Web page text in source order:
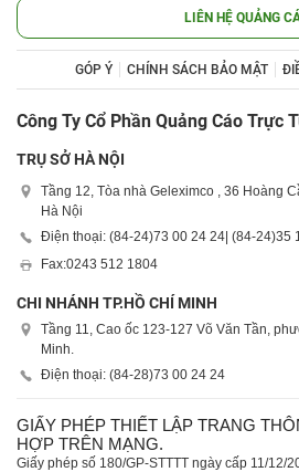
LIÊN HỆ QUẢNG
GÓP Ý CHÍNH SÁCH BẢO MẬT
Công Ty Cổ Phần Quảng Cáo Trực
TRỤ SỞ HÀ NỘI
Tầng 12, Tòa nhà Geleximco , 36 Hoàng
Hà Nội
Điện thoại: (84-24)73 00 24 24 | (84-24)35
Fax:0243 512 1804
CHI NHÁNH TP.HỒ CHÍ MINH
Tầng 11, Cao ốc 123-127 Võ Văn Tần,
Minh.
Điện thoại: (84-28)73 00 24 24
GIẤY PHÉP THIẾT LẬP TRANG
HỢP TRÊN MẠNG.
Giấy phép số 180/GP-STTTT ngày cấp 11/12/